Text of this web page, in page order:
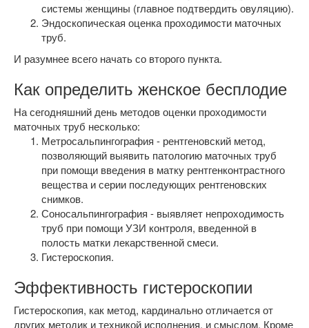
системы женщины (главное подтвердить овуляцию).
Эндоскопическая оценка проходимости маточных
труб.
И разумнее всего начать со второго пункта.
Как определить женское бесплодие
На сегодняшний день методов оценки проходимости
маточных труб несколько:
Метросальпингография - рентгеновский метод,
позволяющий выявить патологию маточных труб
при помощи введения в матку рентгенконтрастного
вещества и серии последующих рентгеновских
снимков.
Соносальпингография - выявляет непроходимость
труб при помощи УЗИ контроля, введенной в
полость матки лекарственной смеси.
Гистероскопия.
Эффективность гистероскопии
Гистероскопия, как метод, кардинально отличается от
других методик и техникой исполнения, и смыслом. Кроме